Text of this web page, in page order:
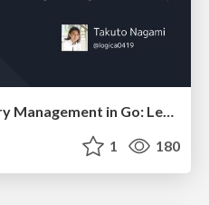
Fundamentals of Memory Management in Go: Learning Through the History
1 180